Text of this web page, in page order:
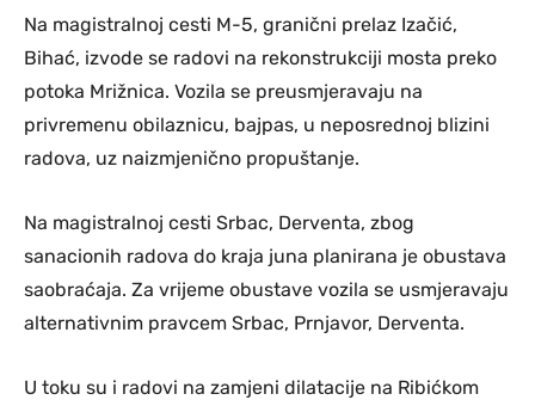
Na magistralnoj cesti M-5, granični prelaz Izačić,
Bihać, izvode se radovi na rekonstrukciji mosta preko
potoka Mrižnica. Vozila se preusmjeravaju na
privremenu obilaznicu, bajpas, u neposrednoj blizini
radova, uz naizmjenično propuštanje.
Na magistralnoj cesti Srbac, Derventa, zbog
sanacionih radova do kraja juna planirana je obustava
saobraćaja. Za vrijeme obustave vozila se usmjeravaju
alternativnim pravcem Srbac, Prnjavor, Derventa.
U toku su i radovi na zamjeni dilatacije na Ribićkom